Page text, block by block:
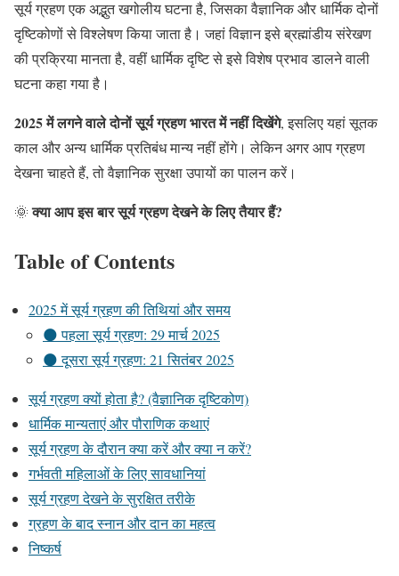
सूर्य ग्रहण एक अद्भुत खगोलीय घटना है, जिसका वैज्ञानिक और धार्मिक दोनों
दृष्टिकोणों से विश्लेषण किया जाता है। जहां विज्ञान इसे ब्रह्मांडीय संरेखण
की प्रक्रिया मानता है, वहीं धार्मिक दृष्टि से इसे विशेष प्रभाव डालने वाली
घटना कहा गया है।
2025 में लगने वाले दोनों सूर्य ग्रहण भारत में नहीं दिखेंगे, इसलिए यहां सूतक
काल और अन्य धार्मिक प्रतिबंध मान्य नहीं होंगे। लेकिन अगर आप ग्रहण
देखना चाहते हैं, तो वैज्ञानिक सुरक्षा उपायों का पालन करें।
🌞क्या आप इस बार सूर्य ग्रहण देखने के लिए तैयार हैं?
Table of Contents
2025 में सूर्य ग्रहण की तिथियां और समय
🌑 पहला सूर्य ग्रहण: 29 मार्च 2025
🌑 दूसरा सूर्य ग्रहण: 21 सितंबर 2025
सूर्य ग्रहण क्यों होता है? (वैज्ञानिक दृष्टिकोण)
धार्मिक मान्यताएं और पौराणिक कथाएं
सूर्य ग्रहण के दौरान क्या करें और क्या न करें?
गर्भवती महिलाओं के लिए सावधानियां
सूर्य ग्रहण देखने के सुरक्षित तरीके
ग्रहण के बाद स्नान और दान का महत्व
निष्कर्ष